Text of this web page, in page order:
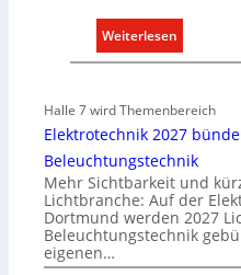
u
d
e
g
e
n
Weiterlesen
A
b
u
d
e
r
E
Halle 7 wird Themenbereich
Elektrotechnik 2027
Beleuchtungstechnik
Mehr Sichtbarkeit und
Lichtbranche: Auf der
Dortmund werden 2027
Beleuchtungstechnik
eigenen…